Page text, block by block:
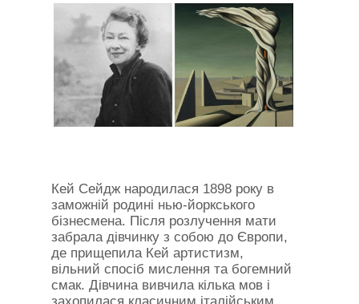
Кей Сейдж народилася 1898 року в
заможній родині нью-йоркського
бізнесмена. Після розлучення мати
забрала дівчинку з собою до Європи,
де прищепила Кей артистизм,
вільний спосіб мислення та богемний
смак. Дівчина вивчила кілька мов і